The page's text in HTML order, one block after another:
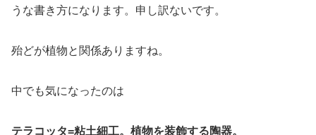
うな書き方になります。申し訳ないです。
殆どが植物と関係ありますね。
中でも気になったのは
テラコッタ=粘土細工。植物を装飾する陶器。